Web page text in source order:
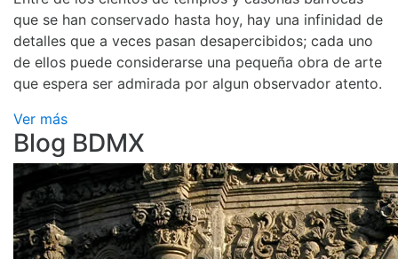
que se han conservado hasta hoy, hay una infinidad de
detalles que a veces pasan desapercibidos; cada uno
de ellos puede considerarse una pequeña obra de arte
que espera ser admirada por algun observador atento.
Ver más
Blog BDMX